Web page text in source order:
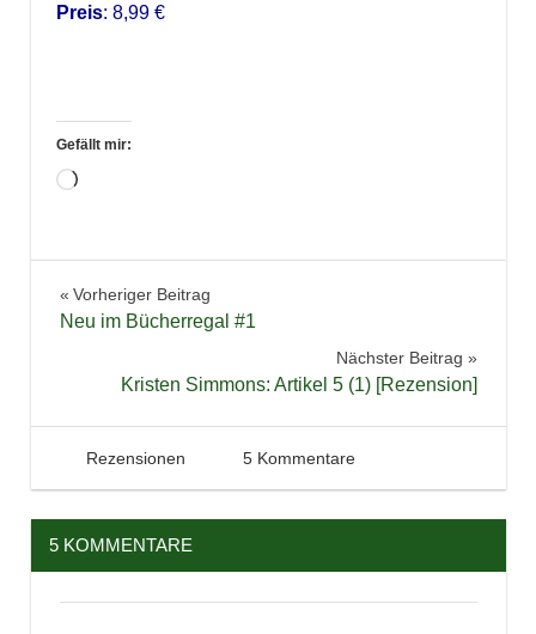
Preis: 8,99 €
Gefällt mir:
Wird
Beitragsnavigation
Vorheriger Beitrag
Neu im Bücherregal #1
Nächster Beitrag
Kristen Simmons: Artikel 5 (1) [Rezension]
29. Juli 2013
Tintenhain
Rezensionen 5 Kommentare
5 KOMMENTARE